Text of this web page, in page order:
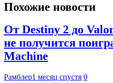
Похожие новости
От Destiny 2 до
не получится
Machine
Рамблер1 месяц спустя 0